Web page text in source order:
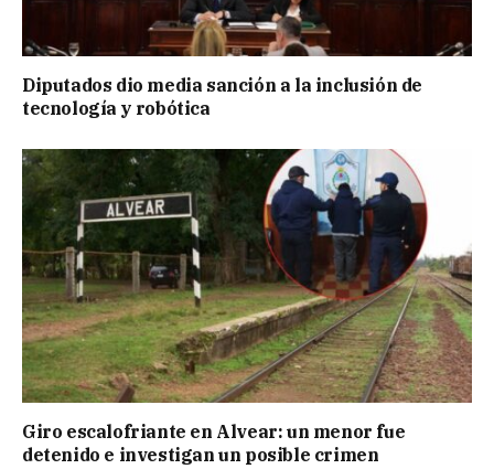
Diputados dio media sanción a la inclusión de
tecnología y robótica
Giro escalofriante en Alvear: un menor fue
detenido e investigan un posible crimen